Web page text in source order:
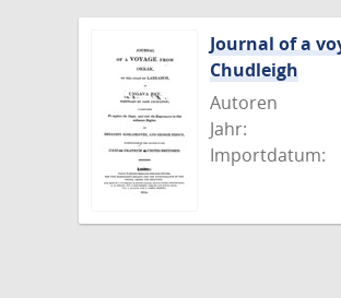
Journal of a
Chudleigh
Autoren
Jahr:
Importdatum: